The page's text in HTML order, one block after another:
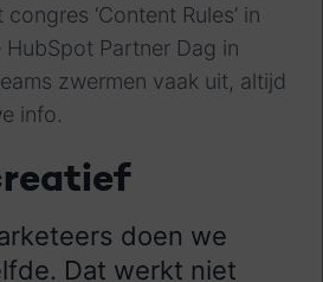
‘Content Rules’ in
Partner Dag in
zwermen vaak uit, altijd
info.
doen we
Dat werkt niet